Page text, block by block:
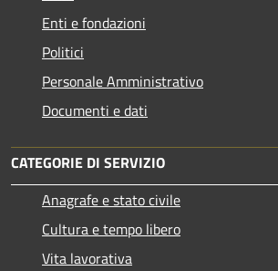
Enti e fondazioni
Politici
Personale Amministrativo
Documenti e dati
CATEGORIE DI SERVIZIO
Anagrafe e stato civile
Cultura e tempo libero
Vita lavorativa